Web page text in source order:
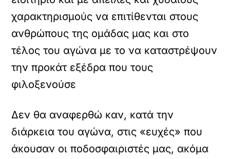
χαρακτηρισμούς να επιτίθενται στους
ανθρώπους της ομάδας μας και στο
τέλος του αγώνα με το να καταστρέψουν
την προκάτ εξέδρα που τους
φιλοξενούσε
Δεν θα αναφερθώ καν, κατά την
διάρκεια του αγώνα, στις «ευχές» που
άκουσαν οι ποδοσφαιριστές μας, ακόμα